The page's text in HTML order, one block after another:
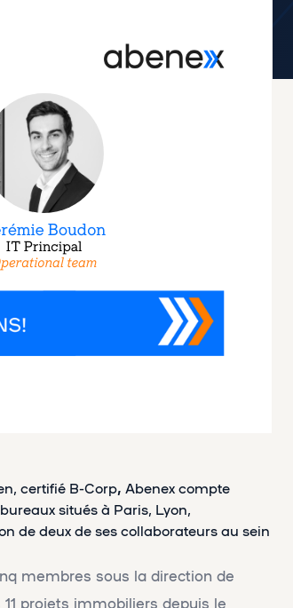
certifié B-Corp, Abenex compte
situés à Paris, Lyon,
de deux de ses collaborateurs au sein
membres sous la direction de
projets immobiliers depuis le